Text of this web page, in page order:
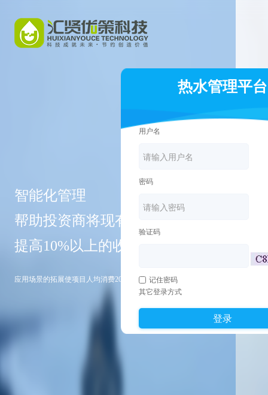
智能化管理
帮助投资商将现有的项目
提高10%以上的收益
应用场景的拓展使项目人均消费200元增长到300元、500元...
热水管理平台
用户名
密码
验证码
记住密码
其它登录方式
登录